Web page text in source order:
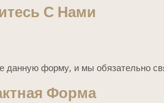
С Нами
данную форму, и мы обязательно
Форма